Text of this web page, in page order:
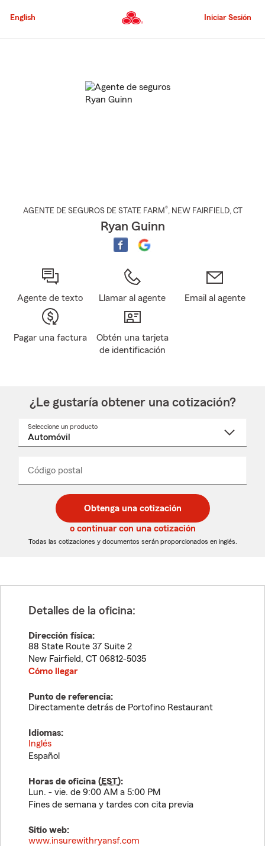
al
principal
English Iniciar Sesión
AGENTE DE SEGUROS DE STATE FARM®, NEW FAIRFIELD, CT
Ryan Guinn
Agente de texto Llamar al agente Email al agente
Pagar una factura
Obtén una tarjeta
de identificación
¿Le gustaría obtener una cotización?
Seleccione un producto
desplegable
Código postal
de
5
dígitos
de
5
dígitos
_____
Obtenga una cotización
o continuar con una cotización
Todas las cotizaciones y documentos serán proporcionados en inglés.
Detalles de la oficina:
Dirección física:
88 State Route 37 Suite 2
New Fairfield, CT 06812-5035
Cómo llegar
Punto de referencia:
Directamente detrás de Portofino Restaurant
Idiomas:
Inglés
Español
Horas de oficina (EST):
Lun. - vie. de 9:00 AM a 5:00 PM
Fines de semana y tardes con cita previa
Sitio web:
www.insurewithryansf.com